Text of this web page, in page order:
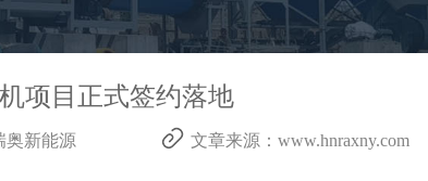
项目正式签约落地
奥新能源 文章来源：www.hnraxny.com